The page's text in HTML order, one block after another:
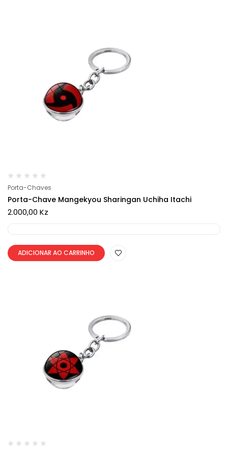
Porta-Chaves
Porta-Chave Mangekyou Sharingan Uchiha Itachi
2.000,00 Kz
ADICIONAR AO CARRINHO